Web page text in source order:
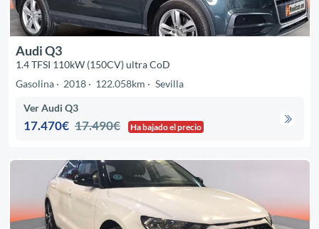
Audi Q3
1.4 TFSI 110kW (150CV) ultra CoD
Gasolina
2018 122.058km Sevilla
Ver Audi Q3
17.470€ 17.490€ Ha bajado el precio